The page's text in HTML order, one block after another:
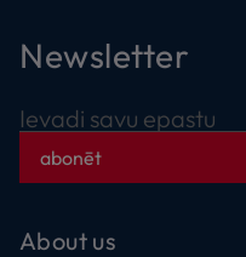
Newsletter
Ievadi savu epastu
abonēt
About us